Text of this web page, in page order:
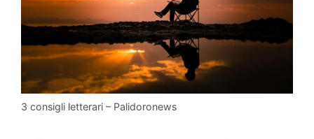
3 consigli letterari – Palidoronews